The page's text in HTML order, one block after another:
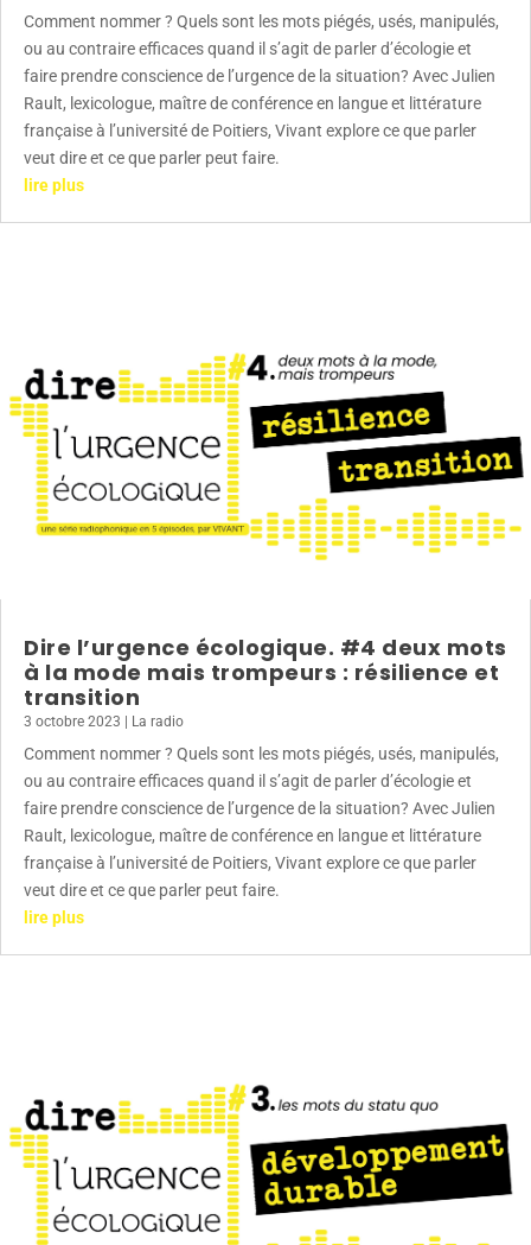
Comment nommer ? Quels sont les mots piégés, usés, manipulés,
ou au contraire efficaces quand il s’agit de parler d’écologie et
faire prendre conscience de l’urgence de la situation? Avec Julien
Rault, lexicologue, maître de conférence en langue et littérature
française à l’université de Poitiers, Vivant explore ce que parler
veut dire et ce que parler peut faire.
lire plus
Dire l’urgence écologique. #4 deux mots
à la mode mais trompeurs : résilience et
transition
3 octobre 2023 | La radio
Comment nommer ? Quels sont les mots piégés, usés, manipulés,
ou au contraire efficaces quand il s’agit de parler d’écologie et
faire prendre conscience de l’urgence de la situation? Avec Julien
Rault, lexicologue, maître de conférence en langue et littérature
française à l’université de Poitiers, Vivant explore ce que parler
veut dire et ce que parler peut faire.
lire plus